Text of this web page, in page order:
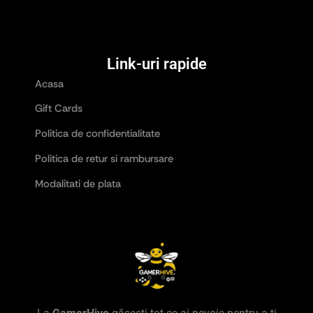
Link-uri rapide
Acasa
Gift Cards
Politica de confidentialitate
Politica de retur si rambursare
Modalitati de plata